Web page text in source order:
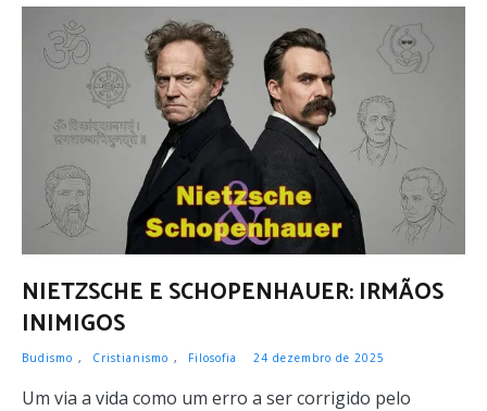
NIETZSCHE E SCHOPENHAUER: IRMÃOS
INIMIGOS
Budismo , Cristianismo , Filosofia 24 dezembro de 2025
Um via a vida como um erro a ser corrigido pelo